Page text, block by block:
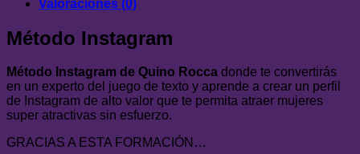
Valoraciones (0)
Método Instagram
Método Instagram de Quino Rocca donde te convertirás
en un experto del juego de texto y aprende a crear un perfil
de Instagram de alto valor que te permita atraer mujeres
super atractivas sin esfuerzo.
GRACIAS A ESTA FORMACIÓN…